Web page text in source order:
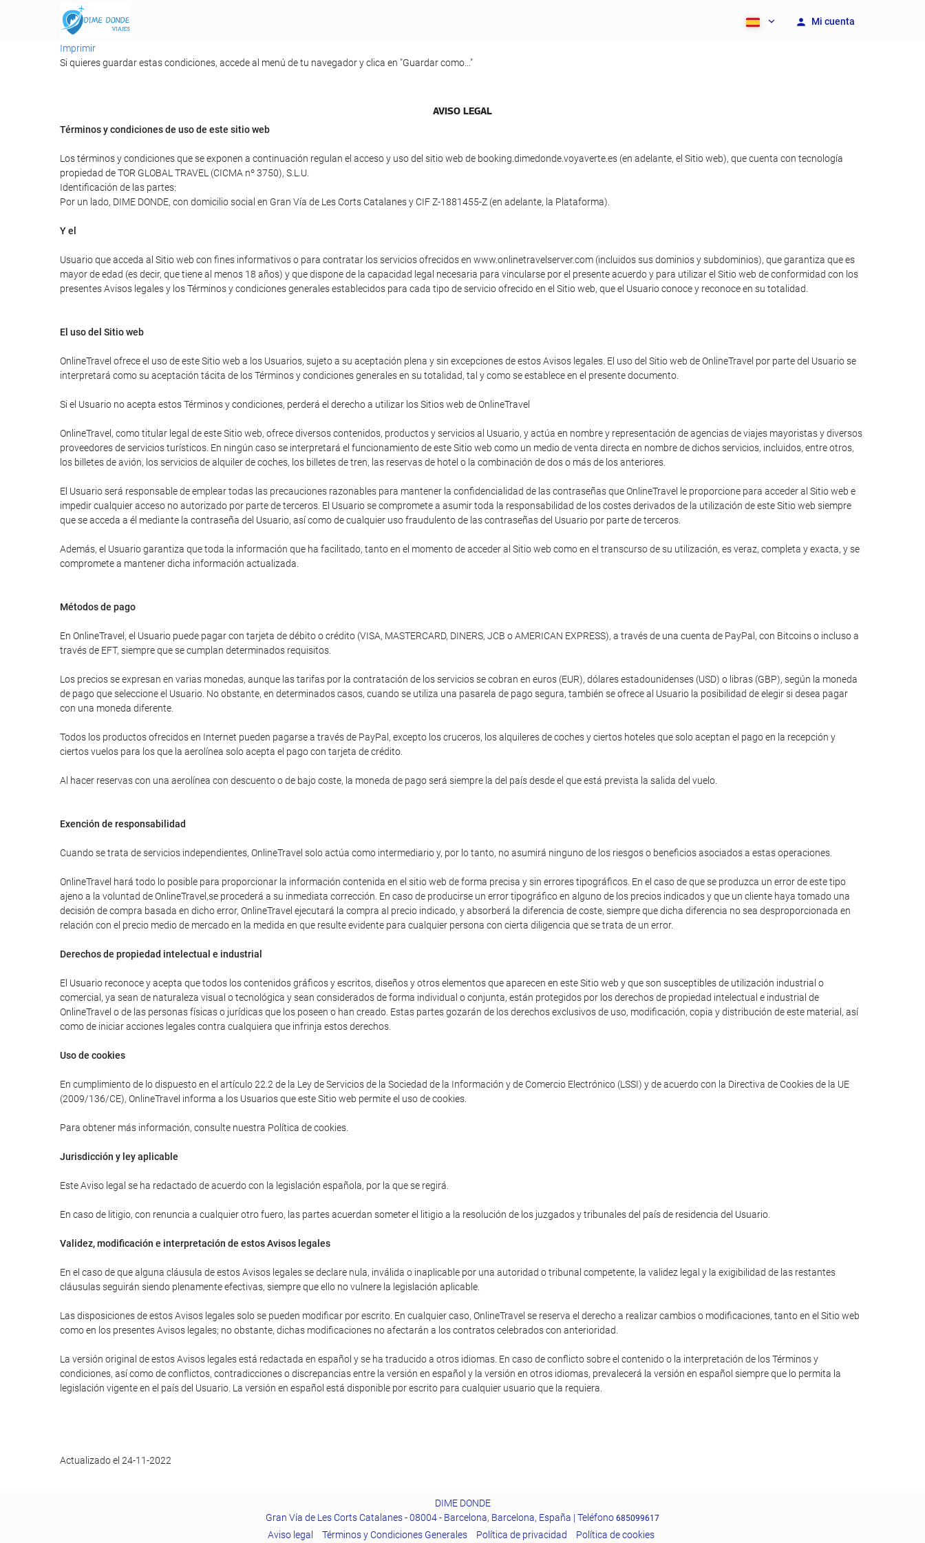
Mi cuenta
Imprimir
Si quieres guardar estas condiciones, accede al menú de tu navegador y clica en "Guardar como..."
AVISO LEGAL
Términos y condiciones de uso de este sitio web
Los términos y condiciones que se exponen a continuación regulan el acceso y uso del sitio web de booking.dimedonde.voyaverte.es (en adelante, el Sitio web), que cuenta con tecnología
propiedad de TOR GLOBAL TRAVEL (CICMA nº 3750), S.L.U.
Identificación de las partes:
Por un lado, DIME DONDE, con domicilio social en Gran Vía de Les Corts Catalanes y CIF Z-1881455-Z (en adelante, la Plataforma).
Y el
Usuario que acceda al Sitio web con fines informativos o para contratar los servicios ofrecidos en www.onlinetravelserver.com (incluidos sus dominios y subdominios), que garantiza que es
mayor de edad (es decir, que tiene al menos 18 años) y que dispone de la capacidad legal necesaria para vincularse por el presente acuerdo y para utilizar el Sitio web de conformidad con los
presentes Avisos legales y los Términos y condiciones generales establecidos para cada tipo de servicio ofrecido en el Sitio web, que el Usuario conoce y reconoce en su totalidad.
El uso del Sitio web
OnlineTravel ofrece el uso de este Sitio web a los Usuarios, sujeto a su aceptación plena y sin excepciones de estos Avisos legales. El uso del Sitio web de OnlineTravel por parte del Usuario se
interpretará como su aceptación tácita de los Términos y condiciones generales en su totalidad, tal y como se establece en el presente documento.
Si el Usuario no acepta estos Términos y condiciones, perderá el derecho a utilizar los Sitios web de OnlineTravel
OnlineTravel, como titular legal de este Sitio web, ofrece diversos contenidos, productos y servicios al Usuario, y actúa en nombre y representación de agencias de viajes mayoristas y diversos
proveedores de servicios turísticos. En ningún caso se interpretará el funcionamiento de este Sitio web como un medio de venta directa en nombre de dichos servicios, incluidos, entre otros,
los billetes de avión, los servicios de alquiler de coches, los billetes de tren, las reservas de hotel o la combinación de dos o más de los anteriores.
El Usuario será responsable de emplear todas las precauciones razonables para mantener la confidencialidad de las contraseñas que OnlineTravel le proporcione para acceder al Sitio web e
impedir cualquier acceso no autorizado por parte de terceros. El Usuario se compromete a asumir toda la responsabilidad de los costes derivados de la utilización de este Sitio web siempre
que se acceda a él mediante la contraseña del Usuario, así como de cualquier uso fraudulento de las contraseñas del Usuario por parte de terceros.
Además, el Usuario garantiza que toda la información que ha facilitado, tanto en el momento de acceder al Sitio web como en el transcurso de su utilización, es veraz, completa y exacta, y se
compromete a mantener dicha información actualizada.
Métodos de pago
En OnlineTravel, el Usuario puede pagar con tarjeta de débito o crédito (VISA, MASTERCARD, DINERS, JCB o AMERICAN EXPRESS), a través de una cuenta de PayPal, con Bitcoins o incluso a
través de EFT, siempre que se cumplan determinados requisitos.
Los precios se expresan en varias monedas, aunque las tarifas por la contratación de los servicios se cobran en euros (EUR), dólares estadounidenses (USD) o libras (GBP), según la moneda
de pago que seleccione el Usuario. No obstante, en determinados casos, cuando se utiliza una pasarela de pago segura, también se ofrece al Usuario la posibilidad de elegir si desea pagar
con una moneda diferente.
Todos los productos ofrecidos en Internet pueden pagarse a través de PayPal, excepto los cruceros, los alquileres de coches y ciertos hoteles que solo aceptan el pago en la recepción y
ciertos vuelos para los que la aerolínea solo acepta el pago con tarjeta de crédito.
Al hacer reservas con una aerolínea con descuento o de bajo coste, la moneda de pago será siempre la del país desde el que está prevista la salida del vuelo.
Exención de responsabilidad
Cuando se trata de servicios independientes, OnlineTravel solo actúa como intermediario y, por lo tanto, no asumirá ninguno de los riesgos o beneficios asociados a estas operaciones.
OnlineTravel hará todo lo posible para proporcionar la información contenida en el sitio web de forma precisa y sin errores tipográficos. En el caso de que se produzca un error de este tipo
ajeno a la voluntad de OnlineTravel,se procederá a su inmediata corrección. En caso de producirse un error tipográfico en alguno de los precios indicados y que un cliente haya tomado una
decisión de compra basada en dicho error, OnlineTravel ejecutará la compra al precio indicado, y absorberá la diferencia de coste, siempre que dicha diferencia no sea desproporcionada en
relación con el precio medio de mercado en la medida en que resulte evidente para cualquier persona con cierta diligencia que se trata de un error.
Derechos de propiedad intelectual e industrial
El Usuario reconoce y acepta que todos los contenidos gráficos y escritos, diseños y otros elementos que aparecen en este Sitio web y que son susceptibles de utilización industrial o
comercial, ya sean de naturaleza visual o tecnológica y sean considerados de forma individual o conjunta, están protegidos por los derechos de propiedad intelectual e industrial de
OnlineTravel o de las personas físicas o jurídicas que los poseen o han creado. Estas partes gozarán de los derechos exclusivos de uso, modificación, copia y distribución de este material, así
como de iniciar acciones legales contra cualquiera que infrinja estos derechos.
Uso de cookies
En cumplimiento de lo dispuesto en el artículo 22.2 de la Ley de Servicios de la Sociedad de la Información y de Comercio Electrónico (LSSI) y de acuerdo con la Directiva de Cookies de la UE
(2009/136/CE), OnlineTravel informa a los Usuarios que este Sitio web permite el uso de cookies.
Para obtener más información, consulte nuestra Política de cookies.
Jurisdicción y ley aplicable
Este Aviso legal se ha redactado de acuerdo con la legislación española, por la que se regirá.
En caso de litigio, con renuncia a cualquier otro fuero, las partes acuerdan someter el litigio a la resolución de los juzgados y tribunales del país de residencia del Usuario.
Validez, modificación e interpretación de estos Avisos legales
En el caso de que alguna cláusula de estos Avisos legales se declare nula, inválida o inaplicable por una autoridad o tribunal competente, la validez legal y la exigibilidad de las restantes
cláusulas seguirán siendo plenamente efectivas, siempre que ello no vulnere la legislación aplicable.
Las disposiciones de estos Avisos legales solo se pueden modificar por escrito. En cualquier caso, OnlineTravel se reserva el derecho a realizar cambios o modificaciones, tanto en el Sitio web
como en los presentes Avisos legales; no obstante, dichas modificaciones no afectarán a los contratos celebrados con anterioridad.
La versión original de estos Avisos legales está redactada en español y se ha traducido a otros idiomas. En caso de conflicto sobre el contenido o la interpretación de los Términos y
condiciones, así como de conflictos, contradicciones o discrepancias entre la versión en español y la versión en otros idiomas, prevalecerá la versión en español siempre que lo permita la
legislación vigente en el país del Usuario. La versión en español está disponible por escrito para cualquier usuario que la requiera.
Actualizado el 24-11-2022
DIME DONDE
Gran Vía de Les Corts Catalanes - 08004 - Barcelona, Barcelona, España | Teléfono 685099617
Aviso legal Términos y Condiciones Generales Polí­tica de privacidad Política de cookies